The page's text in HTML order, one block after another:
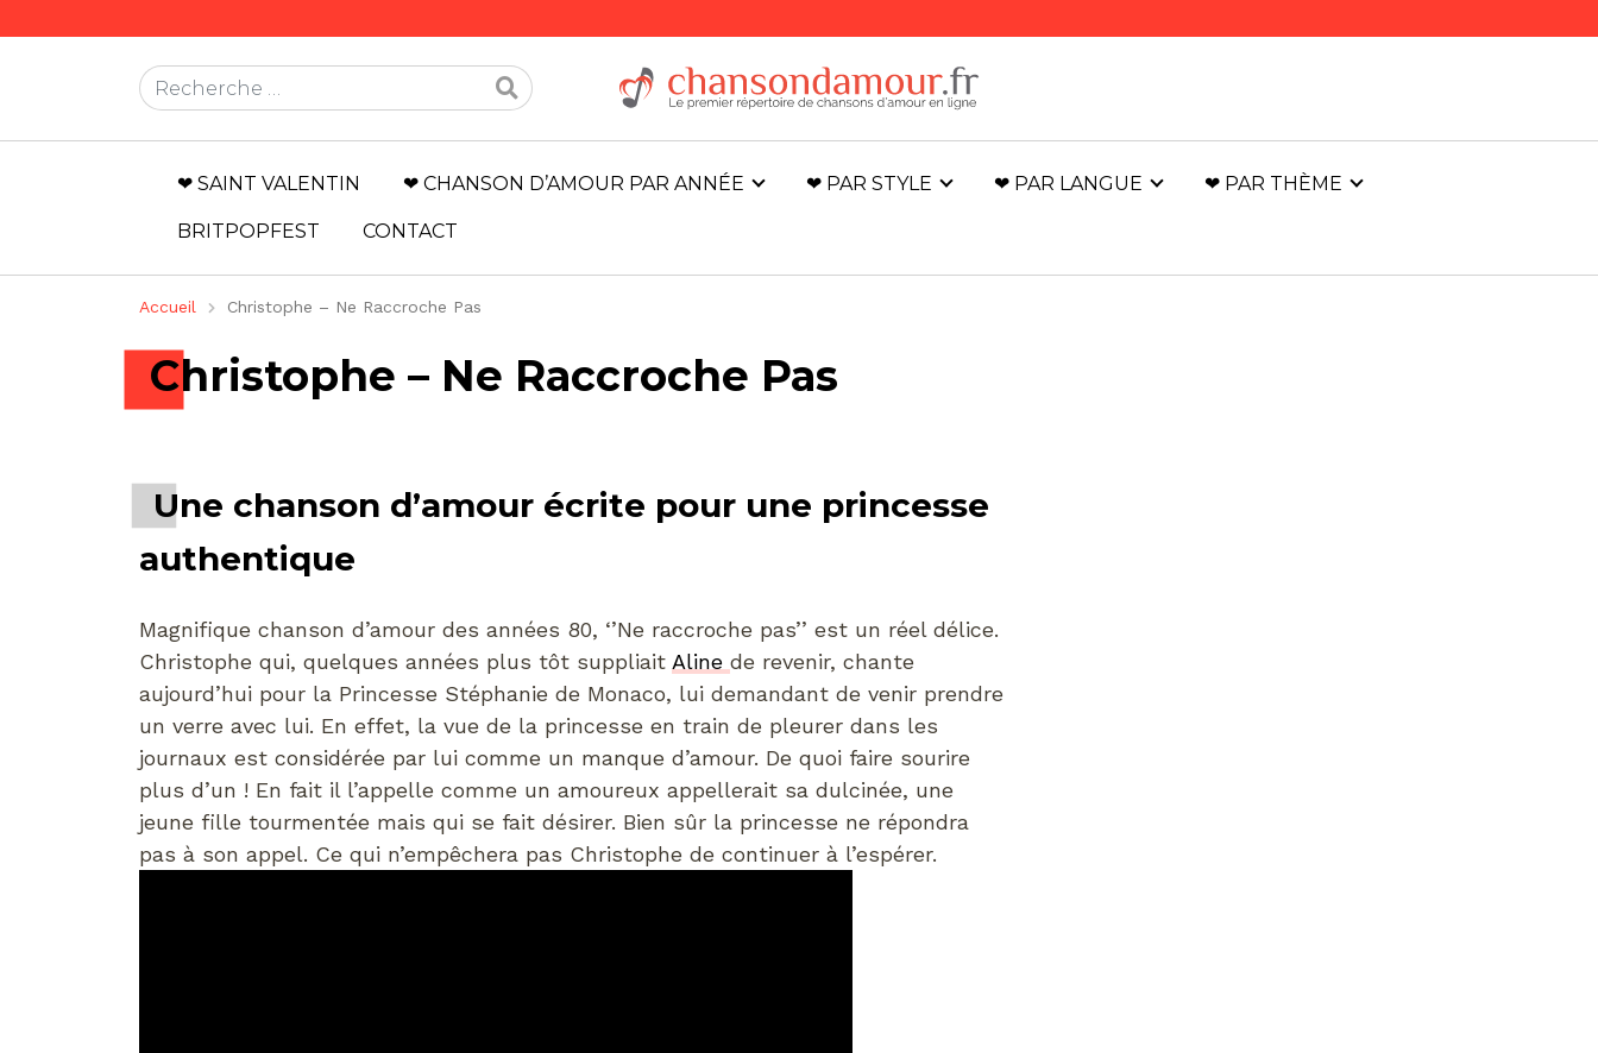
Rechercher
❤ SAINT VALENTIN ❤ CHANSON D’AMOUR PAR ANNÉE ❤ PAR STYLE ❤ PAR LANGUE ❤ PAR THÈME
BRITPOPFEST CONTACT
Accueil Christophe – Ne Raccroche Pas
Christophe – Ne Raccroche Pas
Une chanson d’amour écrite pour une princesse
authentique
Magnifique chanson d’amour des années 80, ‘’Ne raccroche pas’’ est un réel délice.
Christophe qui, quelques années plus tôt suppliait Aline de revenir, chante
aujourd’hui pour la Princesse Stéphanie de Monaco, lui demandant de venir prendre
un verre avec lui. En effet, la vue de la princesse en train de pleurer dans les
journaux est considérée par lui comme un manque d’amour. De quoi faire sourire
plus d’un ! En fait il l’appelle comme un amoureux appellerait sa dulcinée, une
jeune fille tourmentée mais qui se fait désirer. Bien sûr la princesse ne répondra
pas à son appel. Ce qui n’empêchera pas Christophe de continuer à l’espérer.